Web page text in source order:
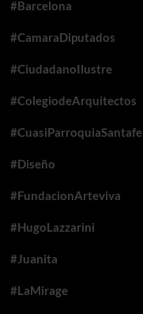
#Barcelona
#CamaraDiputados
#CiudadanoIlustre
#ColegiodeArquitectos
#CuasiParroquiaSantafe
#Diseño
#FundacionArteviva
#HugoLazzarini
#Juanita
#LaMirage